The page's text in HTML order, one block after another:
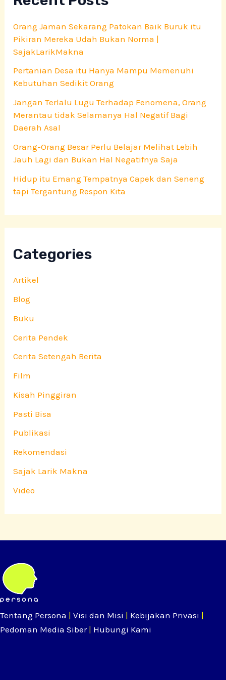
Orang Jaman Sekarang Patokan Baik Buruk itu
Pikiran Mereka Udah Bukan Norma |
SajakLarikMakna
Pertanian Desa itu Hanya Mampu Memenuhi
Kebutuhan Sedikit Orang
Jangan Terlalu Lugu Terhadap Fenomena, Orang
Merantau tidak Selamanya Hal Negatif Bagi
Daerah Asal
Orang-Orang Besar Perlu Belajar Melihat Lebih
Jauh Lagi dan Bukan Hal Negatifnya Saja
Hidup itu Emang Tempatnya Capek dan Seneng
tapi Tergantung Respon Kita
Categories
Artikel
Blog
Buku
Cerita Pendek
Cerita Setengah Berita
Film
Kisah Pinggiran
Pasti Bisa
Publikasi
Rekomendasi
Sajak Larik Makna
Video
Tentang Persona | Visi dan Misi | Kebijakan Privasi |
Pedoman Media Siber| Hubungi Kami